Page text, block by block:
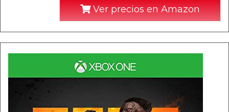
Ver precios en Amazon